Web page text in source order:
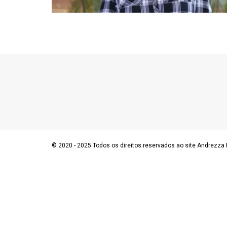
© 2020 - 2025 Todos os direitos reservados ao site Andrezza